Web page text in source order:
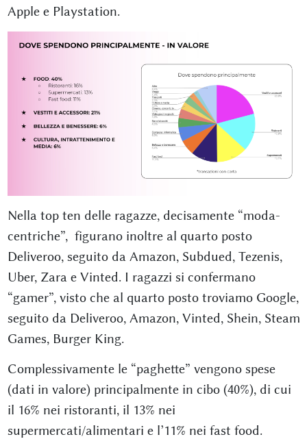
Apple e Playstation.
Nella top ten delle ragazze, decisamente “moda-
centriche”, figurano inoltre al quarto posto
Deliveroo, seguito da Amazon, Subdued, Tezenis,
Uber, Zara e Vinted. I ragazzi si confermano
“gamer”, visto che al quarto posto troviamo Google,
seguito da Deliveroo, Amazon, Vinted, Shein, Steam
Games, Burger King.
Complessivamente le “paghette” vengono spese
(dati in valore) principalmente in cibo (40%), di cui
il 16% nei ristoranti, il 13% nei
supermercati/alimentari e l’11% nei fast food.